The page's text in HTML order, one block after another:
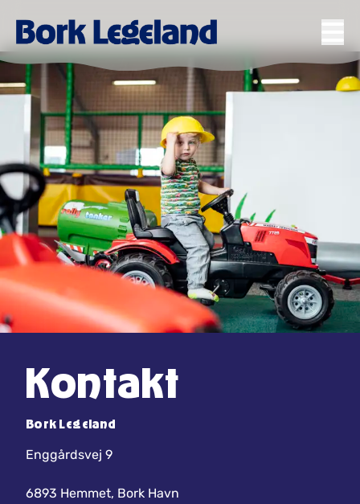
Kontakt
Bork Legeland
Enggårdsvej 9
6893 Hemmet, Bork Havn